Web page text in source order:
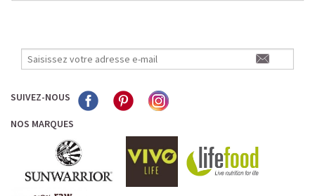
SUIVEZ-NOUS
NOS MARQUES